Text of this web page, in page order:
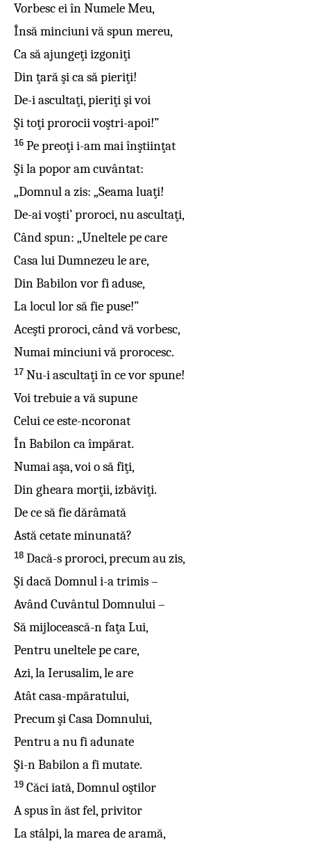
Vorbesc ei în Numele Meu,
Însă minciuni vă spun mereu,
Ca să ajungeţi izgoniţi
Din ţară şi ca să pieriţi!
De-i ascultaţi, pieriţi şi voi
Şi toţi prorocii voştri-apoi!”
16 Pe preoţi i-am mai înştiinţat
Şi la popor am cuvântat:
„Domnul a zis: „Seama luaţi!
De-ai voşti’ proroci, nu ascultaţi,
Când spun: „Uneltele pe care
Casa lui Dumnezeu le are,
Din Babilon vor fi aduse,
La locul lor să fie puse!”
Aceşti proroci, când vă vorbesc,
Numai minciuni vă prorocesc.
17 Nu-i ascultaţi în ce vor spune!
Voi trebuie a vă supune
Celui ce este-ncoronat
În Babilon ca împărat.
Numai aşa, voi o să fiţi,
Din gheara morţii, izbăviţi.
De ce să fie dărâmată
Astă cetate minunată?
18 Dacă-s proroci, precum au zis,
Şi dacă Domnul i-a trimis –
Având Cuvântul Domnului –
Să mijlocească-n faţa Lui,
Pentru uneltele pe care,
Azi, la Ierusalim, le are
Atât casa-mpăratului,
Precum şi Casa Domnului,
Pentru a nu fi adunate
Şi-n Babilon a fi mutate.
19 Căci iată, Domnul oştilor
A spus în ăst fel, privitor
La stâlpi, la marea de aramă,